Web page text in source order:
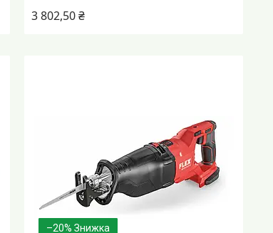
3 802,50 ₴
–20%